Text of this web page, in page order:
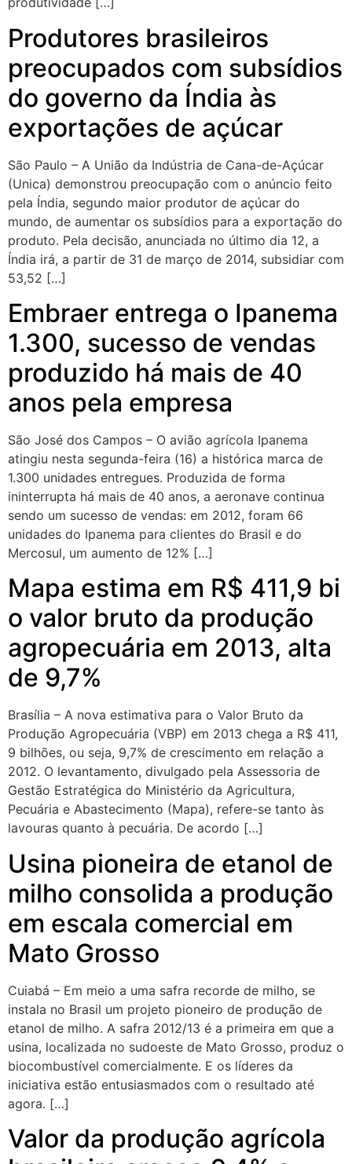
Produtores brasileiros
preocupados com subsídios
do governo da Índia às
exportações de açúcar
São Paulo – A União da Indústria de Cana-de-Açúcar
(Unica) demonstrou preocupação com o anúncio feito
pela Índia, segundo maior produtor de açúcar do
mundo, de aumentar os subsídios para a exportação do
produto. Pela decisão, anunciada no último dia 12, a
Índia irá, a partir de 31 de março de 2014, subsidiar com
53,52 […]
Embraer entrega o Ipanema
1.300, sucesso de vendas
produzido há mais de 40
anos pela empresa
São José dos Campos – O avião agrícola Ipanema
atingiu nesta segunda-feira (16) a histórica marca de
1.300 unidades entregues. Produzida de forma
ininterrupta há mais de 40 anos, a aeronave continua
sendo um sucesso de vendas: em 2012, foram 66
unidades do Ipanema para clientes do Brasil e do
Mercosul, um aumento de 12% […]
Mapa estima em R$ 411,9 bi
o valor bruto da produção
agropecuária em 2013, alta
de 9,7%
Brasília – A nova estimativa para o Valor Bruto da
Produção Agropecuária (VBP) em 2013 chega a R$ 411,
9 bilhões, ou seja, 9,7% de crescimento em relação a
2012. O levantamento, divulgado pela Assessoria de
Gestão Estratégica do Ministério da Agricultura,
Pecuária e Abastecimento (Mapa), refere-se tanto às
lavouras quanto à pecuária. De acordo […]
Usina pioneira de etanol de
milho consolida a produção
em escala comercial em
Mato Grosso
Cuiabá – Em meio a uma safra recorde de milho, se
instala no Brasil um projeto pioneiro de produção de
etanol de milho. A safra 2012/13 é a primeira em que a
usina, localizada no sudoeste de Mato Grosso, produz o
biocombustível comercialmente. E os líderes da
iniciativa estão entusiasmados com o resultado até
agora. […]
Valor da produção agrícola